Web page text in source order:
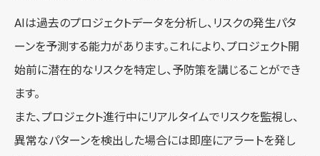
AIは過去のプロジェクトデータを分析し、リスクの発生パタ
ーンを予測する能力があります。これにより、プロジェクト開
始前に潜在的なリスクを特定し、予防策を講じることができ
ます。
また、プロジェクト進行中にリアルタイムでリスクを監視し、
異常なパターンを検出した場合には即座にアラートを発し